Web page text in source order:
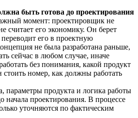
быть готова до проектирования
момент: проектировщик не
считает его экономику. Он берет
переводит его в проектную
не была разработана раньше,
сейчас в любом случае, иначе
без понимания, какой продукт
номер, как должны работать
параметры продукта и логика работы
начала проектирования. В процессе
уточняются по фактическим